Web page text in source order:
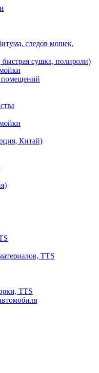
следов мошек,
быстрая сушка, полироли)
помещений
Китай)
TTS
TTS